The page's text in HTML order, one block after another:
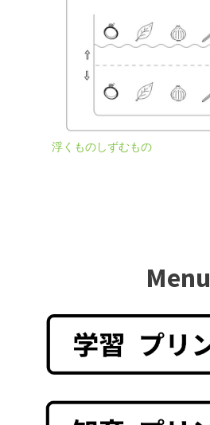
浮くものしずむもの
Menu